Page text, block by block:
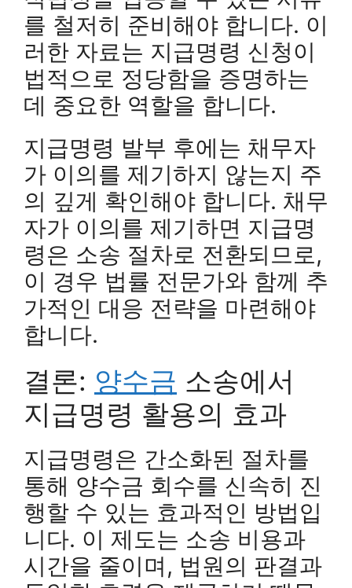
를 철저히 준비해야 합니다. 이
러한 자료는 지급명령 신청이
법적으로 정당함을 증명하는
데 중요한 역할을 합니다.
지급명령 발부 후에는 채무자
가 이의를 제기하지 않는지 주
의 깊게 확인해야 합니다. 채무
자가 이의를 제기하면 지급명
령은 소송 절차로 전환되므로,
이 경우 법률 전문가와 함께 추
가적인 대응 전략을 마련해야
합니다.
결론: 양수금 소송에서
지급명령 활용의 효과
지급명령은 간소화된 절차를
통해 양수금 회수를 신속히 진
행할 수 있는 효과적인 방법입
니다. 이 제도는 소송 비용과
시간을 줄이며, 법원의 판결과